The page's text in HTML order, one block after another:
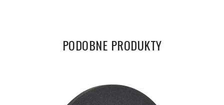
PODOBNE PRODUKTY